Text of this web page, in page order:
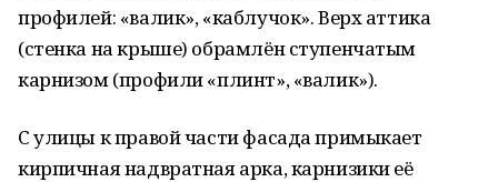
профилей: «валик», «каблучок». Верх аттика
(стенка на крыше) обрамлён ступенчатым
карнизом (профили «плинт», «валик»).
С улицы к правой части фасада примыкает
кирпичная надвратная арка, карнизики её